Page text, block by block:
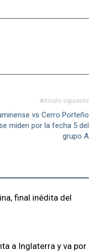
Artículo siguiente
vs Cerro Porteño
miden por la fecha 5 del
grupo A
final inédita del
a Inglaterra y va por